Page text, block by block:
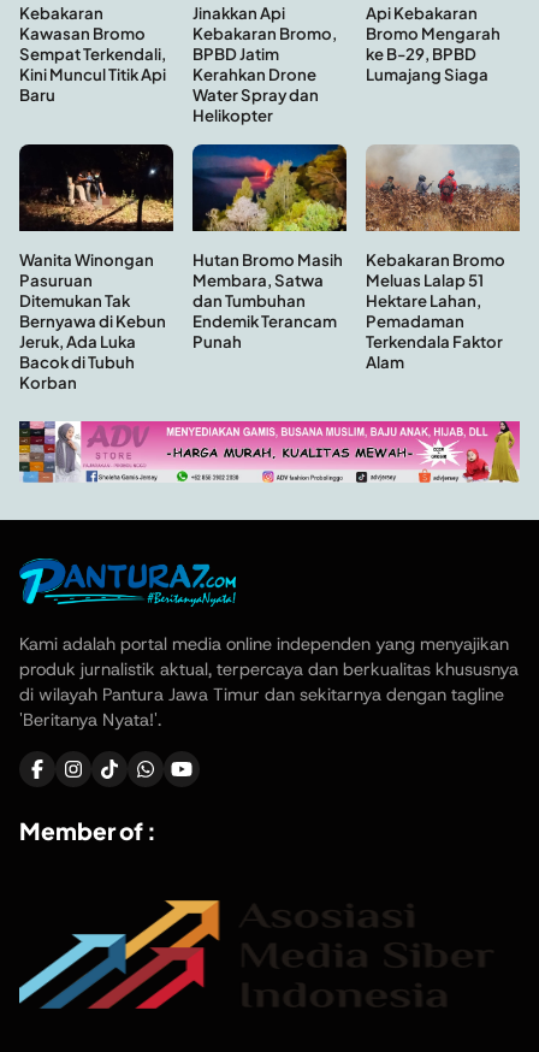
Kebakaran
Kawasan Bromo
Sempat Terkendali,
Kini Muncul Titik Api
Baru
Jinakkan Api
Kebakaran Bromo,
BPBD Jatim
Kerahkan Drone
Water Spray dan
Helikopter
Api Kebakaran
Bromo Mengarah
ke B-29, BPBD
Lumajang Siaga
Wanita Winongan
Pasuruan
Ditemukan Tak
Bernyawa di Kebun
Jeruk, Ada Luka
Bacok di Tubuh
Korban
Hutan Bromo Masih
Membara, Satwa
dan Tumbuhan
Endemik Terancam
Punah
Kebakaran Bromo
Meluas Lalap 51
Hektare Lahan,
Pemadaman
Terkendala Faktor
Alam
Kami adalah portal media online independen yang menyajikan
produk jurnalistik aktual, terpercaya dan berkualitas khususnya
di wilayah Pantura Jawa Timur dan sekitarnya dengan tagline
'Beritanya Nyata!'.
Member of :